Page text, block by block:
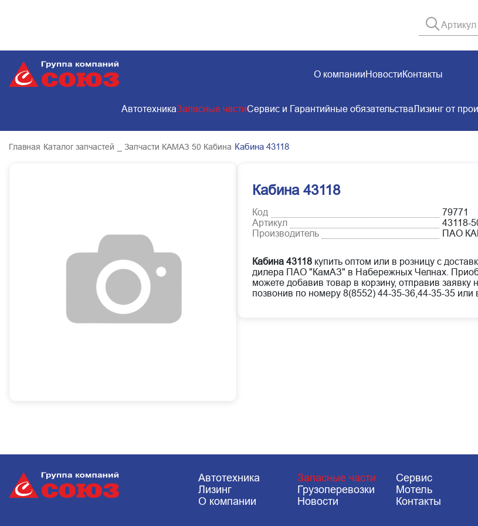
О компанииНовостиКонтакты
АвтотехникаЗапасные частиСервис и Гарантийные обязательстваЛизинг от
Главная Каталог запчастей _ Запчасти КАМАЗ 50 Кабина Кабина 43118
Кабина 43118
Код
79771
Артикул
43118-
Производитель
ПАО
Кабина 43118 купить оптом или в розницу с
дилера ПАО "КамАЗ" в Набережных Челнах.
можете добавив товар в корзину, отправив заявку
позвонив по номеру 8(8552) 44-35-36,44-35-35 или
Автотехника Запасные части
Сервис
Лизинг
Грузоперевозки
Мотель
О компании
Новости Контакты